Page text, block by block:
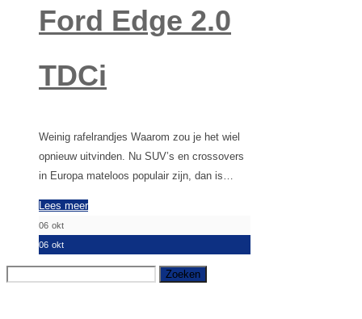
Ford Edge 2.0
TDCi
Weinig rafelrandjes Waarom zou je het wiel
opnieuw uitvinden. Nu SUV’s en crossovers
in Europa mateloos populair zijn, dan is…
Lees meer
06 okt
06 okt